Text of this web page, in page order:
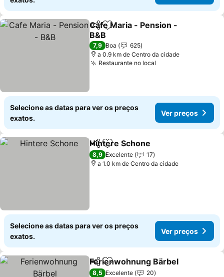
PartilharAdicionar aos favoritos
Cafe Maria - Pension -
B&B
7,9 Boa
625
a 0.9 km de Centro da cidade
Restaurante no local
Selecione as datas para ver os preços
exatos.
Ver preços
PartilharAdicionar aos favoritos
Hintere Schone
8,9 Excelente
17
a 1.0 km de Centro da cidade
Selecione as datas para ver os preços
exatos.
Ver preços
PartilharAdicionar aos favoritos
Ferienwohnung Bärbel
8,5 Excelente
20